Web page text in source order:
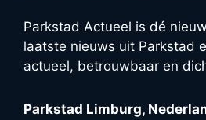
Parkstad Actueel is dé
laatste nieuws uit Parkstad
actueel, betrouwbaar en
Parkstad Limburg,